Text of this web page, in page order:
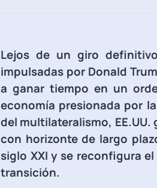
Lejos de un giro
impulsadas por Donald
a ganar tiempo en un
economía presionada por
del multilateralismo,
con horizonte de largo
siglo XXI y se reconfigura
transición.